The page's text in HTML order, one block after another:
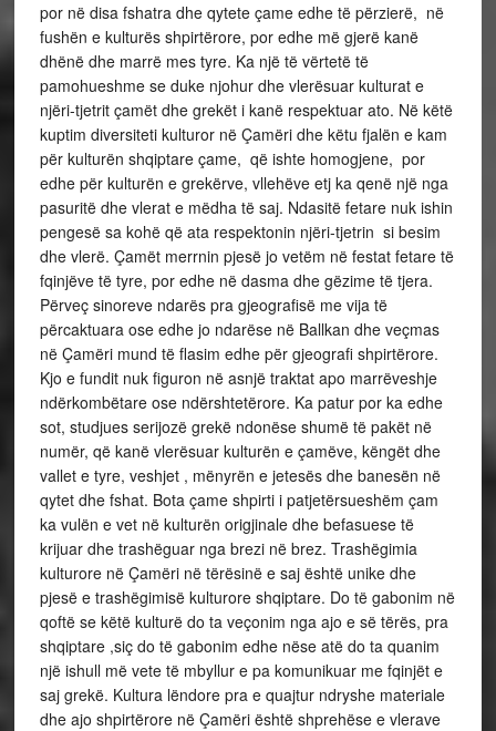
por në disa fshatra dhe qytete çame edhe të përzierë, në
fushën e kulturës shpirtërore, por edhe më gjerë kanë
dhënë dhe marrë mes tyre. Ka një të vërtetë të
pamohueshme se duke njohur dhe vlerësuar kulturat e
njëri-tjetrit çamët dhe grekët i kanë respektuar ato. Në këtë
kuptim diversiteti kulturor në Çamëri dhe këtu fjalën e kam
për kulturën shqiptare çame, që ishte homogjene, por
edhe për kulturën e grekërve, vllehëve etj ka qenë një nga
pasuritë dhe vlerat e mëdha të saj. Ndasitë fetare nuk ishin
pengesë sa kohë që ata respektonin njëri-tjetrin si besim
dhe vlerë. Çamët merrnin pjesë jo vetëm në festat fetare të
fqinjëve të tyre, por edhe në dasma dhe gëzime të tjera.
Përveç sinoreve ndarës pra gjeografisë me vija të
përcaktuara ose edhe jo ndarëse në Ballkan dhe veçmas
në Çamëri mund të flasim edhe për gjeografi shpirtërore.
Kjo e fundit nuk figuron në asnjë traktat apo marrëveshje
ndërkombëtare ose ndërshtetërore. Ka patur por ka edhe
sot, studjues serijozë grekë ndonëse shumë të pakët në
numër, që kanë vlerësuar kulturën e çamëve, këngët dhe
vallet e tyre, veshjet , mënyrën e jetesës dhe banesën në
qytet dhe fshat. Bota çame shpirti i patjetërsueshëm çam
ka vulën e vet në kulturën origjinale dhe befasuese të
krijuar dhe trashëguar nga brezi në brez. Trashëgimia
kulturore në Çamëri në tërësinë e saj është unike dhe
pjesë e trashëgimisë kulturore shqiptare. Do të gabonim në
qoftë se këtë kulturë do ta veçonim nga ajo e së tërës, pra
shqiptare ,siç do të gabonim edhe nëse atë do ta quanim
një ishull më vete të mbyllur e pa komunikuar me fqinjët e
saj grekë. Kultura lëndore pra e quajtur ndryshe materiale
dhe ajo shpirtërore në Çamëri është shprehëse e vlerave